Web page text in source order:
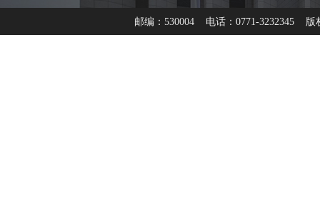
邮编：530004 电话：0771-3232345 版